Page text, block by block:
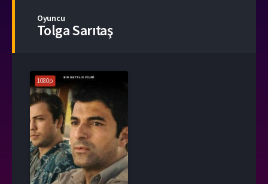
Oyuncu
Tolga Sarıtaş
1080p